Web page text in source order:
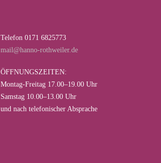
Telefon 0171 6825773
mail@hanno-rothweiler.de
ÖFFNUNGSZEITEN:
Montag-Freitag 17.00–19.00 Uhr
Samstag 10.00–13.00 Uhr
und nach telefonischer Absprache